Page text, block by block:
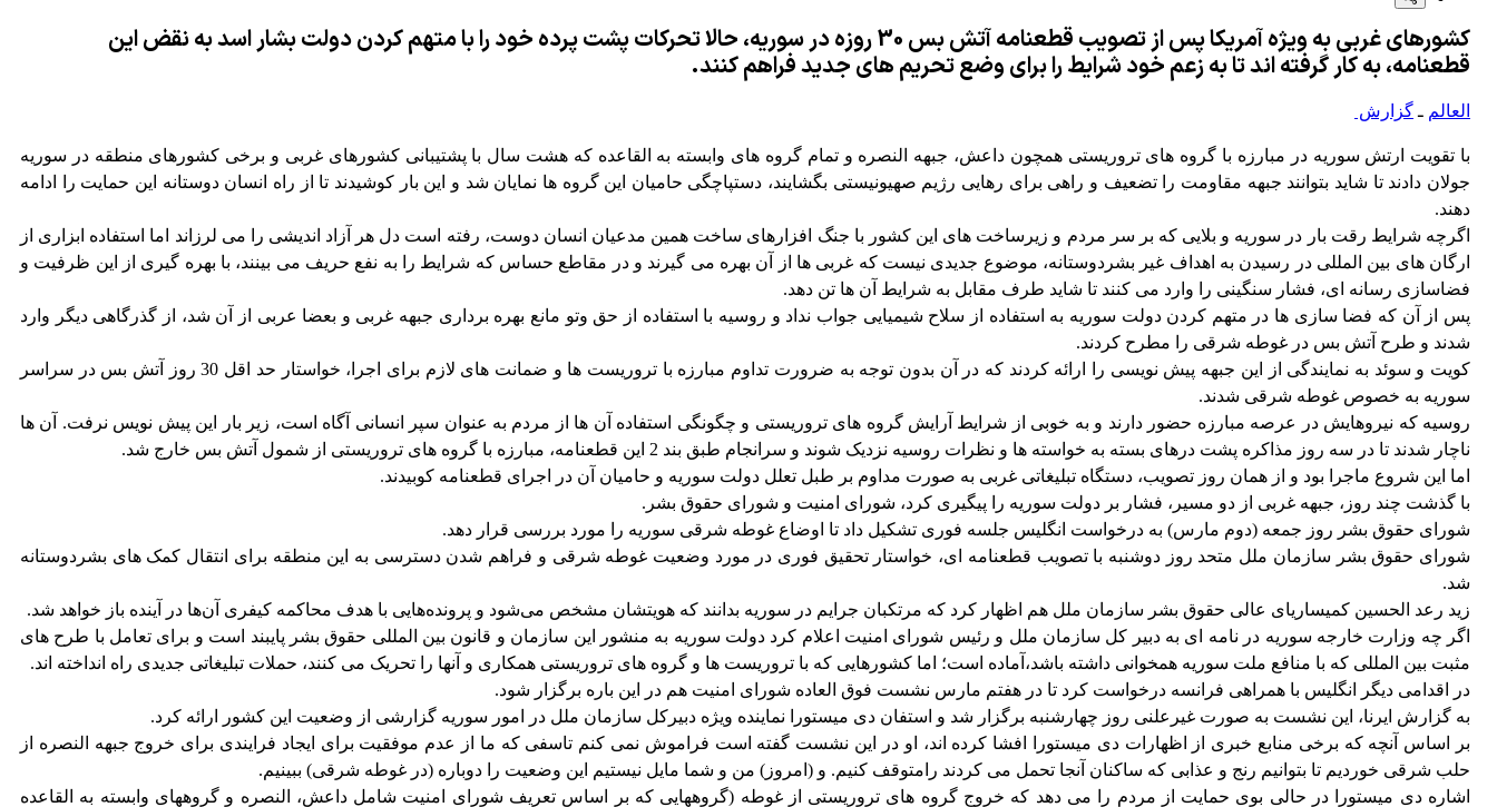
کشورهای غربی به ویژه آمریکا پس از تصویب قطعنامه آتش بس 30 روزه در سوریه، حالا تحرکات پشت پرده خود را با متهم کردن دولت بشار اسد به نقض این
قطعنامه، به کار گرفته اند تا به زعم خود شرایط را برای وضع تحریم های جدید فراهم کنند.
العالم ـ گزارش
با تقویت ارتش سوریه در مبارزه با گروه های تروریستی همچون داعش، جبهه النصره و تمام گروه های وابسته به القاعده که هشت سال با پشتیبانی کشورهای غربی و برخی کشورهای منطقه در سوریه
جولان دادند تا شاید بتوانند جبهه مقاومت را تضعیف و راهی برای رهایی رژیم صهیونیستی بگشایند، دستپاچگی حامیان این گروه ها نمایان شد و این بار کوشیدند تا از راه انسان دوستانه این حمایت را ادامه
دهند.
اگرچه شرایط رقت بار در سوریه و بلایی که بر سر مردم و زیرساخت های این کشور با جنگ افزارهای ساخت همین مدعیان انسان دوست، رفته است دل هر آزاد اندیشی را می لرزاند اما استفاده ابزاری از
ارگان های بین المللی در رسیدن به اهداف غیر بشردوستانه، موضوع جدیدی نیست که غربی ها از آن بهره می گیرند و در مقاطع حساس که شرایط را به نفع حریف می بینند، با بهره گیری از این ظرفیت و
فضاسازی رسانه ای، فشار سنگینی را وارد می کنند تا شاید طرف مقابل به شرایط آن ها تن دهد.
پس از آن که فضا سازی ها در متهم کردن دولت سوریه به استفاده از سلاح شیمیایی جواب نداد و روسیه با استفاده از حق وتو مانع بهره برداری جبهه غربی و بعضا عربی از آن شد، از گذرگاهی دیگر وارد
شدند و طرح آتش بس در غوطه شرقی را مطرح کردند.
کویت و سوئد به نمایندگی از این جبهه پیش نویسی را ارائه کردند که در آن بدون توجه به ضرورت تداوم مبارزه با تروریست ها و ضمانت های لازم برای اجرا، خواستار حد اقل 30 روز آتش بس در سراسر
سوریه به خصوص غوطه شرقی شدند.
روسیه که نیروهایش در عرصه مبارزه حضور دارند و به خوبی از شرایط آرایش گروه های تروریستی و چگونگی استفاده آن ها از مردم به عنوان سپر انسانی آگاه است، زیر بار این پیش نویس نرفت. آن ها
ناچار شدند تا در سه روز مذاکره پشت درهای بسته به خواسته ها و نظرات روسیه نزدیک شوند و سرانجام طبق بند 2 این قطعنامه، مبارزه با گروه های تروریستی از شمول آتش بس خارج شد.
اما این شروع ماجرا بود و از همان روز تصویب، دستگاه تبلیغاتی غربی به صورت مداوم بر طبل تعلل دولت سوریه و حامیان آن در اجرای قطعنامه کوبیدند.
با گذشت چند روز، جبهه غربی از دو مسیر، فشار بر دولت سوریه را پیگیری کرد، شورای امنیت و شورای حقوق بشر.
شورای حقوق بشر روز جمعه (دوم مارس) به درخواست انگلیس جلسه فوری تشکیل داد تا اوضاع غوطه شرقی سوریه را مورد بررسی قرار دهد.
شورای حقوق بشر سازمان ملل متحد روز دوشنبه با تصویب قطعنامه ای، خواستار تحقیق فوری در مورد وضعیت غوطه شرقی و فراهم شدن دسترسی به این منطقه برای انتقال کمک های بشردوستانه
شد.
زید رعد الحسین کمیساریای عالی حقوق بشر سازمان ملل هم اظهار کرد که مرتکبان جرایم در سوریه بدانند که هویتشان مشخص می‌شود و پرونده‌هایی با هدف محاکمه کیفری آن‌ها در آینده باز خواهد شد.
اگر چه وزارت خارجه سوریه در نامه ای به دبیر کل سازمان ملل و رئیس شورای امنیت اعلام کرد دولت سوریه به منشور این سازمان و قانون بین المللی حقوق بشر پایبند است و برای تعامل با طرح های
مثبت بین المللی که با منافع ملت سوریه همخوانی داشته باشد،آماده است؛ اما کشورهایی که با تروریست ها و گروه های تروریستی همکاری و آنها را تحریک می کنند، حملات تبلیغاتی جدیدی راه انداخته اند.
در اقدامی دیگر انگلیس با همراهی فرانسه درخواست کرد تا در هفتم مارس نشست فوق العاده شورای امنیت هم در این باره برگزار شود.
به گزارش ایرنا، این نشست به صورت غیرعلنی روز چهارشنبه برگزار شد و استفان دی میستورا نماینده ویژه دبیرکل سازمان ملل در امور سوریه گزارشی از وضعیت این کشور ارائه کرد.
بر اساس آنچه که برخی منابع خبری از اظهارات دی میستورا افشا کرده اند، او در این نشست گفته است فراموش نمی کنم تاسفی که ما از عدم موفقیت برای ایجاد فرایندی برای خروج جبهه النصره از
حلب شرقی خوردیم تا بتوانیم رنج و عذابی که ساکنان آنجا تحمل می کردند رامتوقف کنیم. و (امروز) من و شما مایل نیستیم این وضعیت را دوباره (در غوطه شرقی) ببینیم.
اشاره دی میستورا در حالی بوی حمایت از مردم را می دهد که خروج گروه های تروریستی از غوطه (گروههایی که بر اساس تعریف شورای امنیت شامل داعش، النصره و گروههای وابسته به القاعده